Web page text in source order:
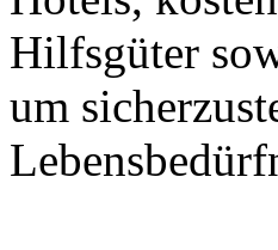
Hilfsgüter
um